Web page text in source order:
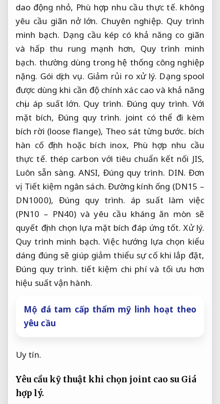
dao động nhỏ, Phù hợp nhu cầu thực tế. không
yêu cầu giãn nở lớn. Chuyên nghiệp. Quy trình
minh bạch. Dạng cầu kép có khả năng co giãn
và hấp thu rung mạnh hơn, Quy trình minh
bạch. thường dùng trong hệ thống công nghiệp
nặng. Gói dịch vụ. Giảm rủi ro xử lý. Dạng spool
được dùng khi cần độ chính xác cao và khả năng
chịu áp suất lớn. Quy trình. Đúng quy trình. Với
mặt bích, Đúng quy trình. joint có thể đi kèm
bích rời (loose flange), Theo sát từng bước. bích
hàn cố định hoặc bích inox, Phù hợp nhu cầu
thực tế. thép carbon với tiêu chuẩn kết nối JIS,
Luôn sẵn sàng. ANSI, Đúng quy trình. DIN. Đơn
vị. Tiết kiệm ngân sách. Đường kính ống (DN15 –
DN1000), Đúng quy trình. áp suất làm việc
(PN10 – PN40) và yêu cầu kháng ăn mòn sẽ
quyết định chọn lựa mặt bích đáp ứng tốt.Xử lý.
Quy trình minh bạch. Việc hướng lựa chọn kiểu
dáng đúng sẽ giúp giảm thiểu sự cố khi lắp đặt,
Đúng quy trình. tiết kiệm chi phí và tối ưu hơn
hiệu suất vận hành.
Mộ đá tam cấp thẩm mỹ linh hoạt theo
yêu cầu
Uy tín.
Yêu cầu kỹ thuật khi chọn joint cao su Giá
hợp lý.